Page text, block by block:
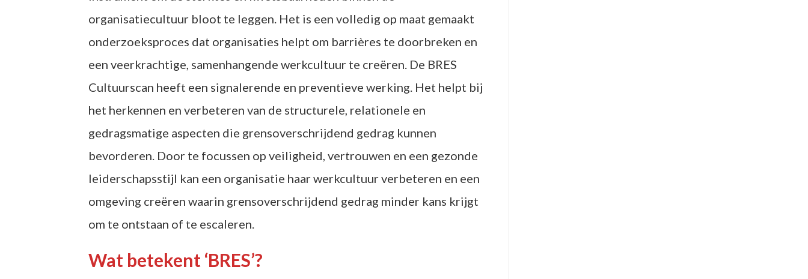
organisatiecultuur bloot te leggen. Het is een volledig op maat gemaakt
onderzoeksproces dat organisaties helpt om barrières te doorbreken en
een veerkrachtige, samenhangende werkcultuur te creëren. De BRES
Cultuurscan heeft een signalerende en preventieve werking. Het helpt bij
het herkennen en verbeteren van de structurele, relationele en
gedragsmatige aspecten die grensoverschrijdend gedrag kunnen
bevorderen. Door te focussen op veiligheid, vertrouwen en een gezonde
leiderschapsstijl kan een organisatie haar werkcultuur verbeteren en een
omgeving creëren waarin grensoverschrijdend gedrag minder kans krijgt
om te ontstaan of te escaleren.
Wat betekent ‘BRES’?